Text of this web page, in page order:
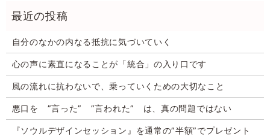
自分のなかの内なる抵抗に気づいていく
心の声に素直になることが「統合」の入り口です
風の流れに抗わないで、乗っていくための大切なこと
悪口を ”言った” ”言われた” は、真の問題ではない
『ソウルデザインセッション』を通常の”半額”でプレゼント